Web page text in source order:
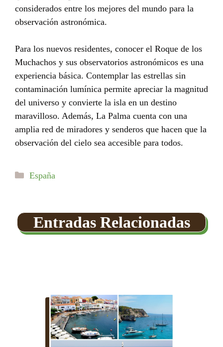
considerados entre los mejores del mundo para la
observación astronómica.
Para los nuevos residentes, conocer el Roque de los
Muchachos y sus observatorios astronómicos es una
experiencia básica. Contemplar las estrellas sin
contaminación lumínica permite apreciar la magnitud
del universo y convierte la isla en un destino
maravilloso. Además, La Palma cuenta con una
amplia red de miradores y senderos que hacen que la
observación del cielo sea accesible para todos.
Categorías
España
Entradas Relacionadas